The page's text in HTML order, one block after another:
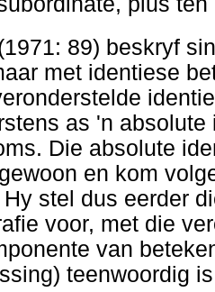
89) beskryf
met identiese
as 'n
Die absolute
en kom
stel dus eerder
voor, met die
van
teenwoordig